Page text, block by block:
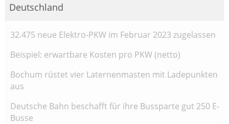
Deutschland
32.475 neue Elektro-PKW im Februar 2023 zugelassen
Beispiel: erwartbare Kosten pro PKW (netto)
Bochum rüstet vier Laternenmasten mit Ladepunkten
aus
Deutsche Bahn beschafft für ihre Bussparte gut 250 E-
Busse